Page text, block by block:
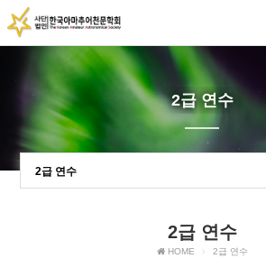
2급 연수
2급 연수
2급 연수
HOME 2급 연수